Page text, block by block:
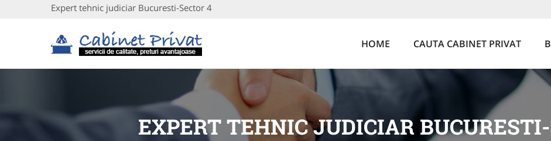
Expert tehnic judiciar Bucuresti-Sector 4
HOME CAUTA CABINET PRIVAT
EXPERT TEHNIC JUDICIAR